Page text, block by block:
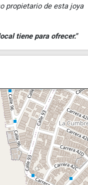
propietario de esta joya
tiene para ofrecer."